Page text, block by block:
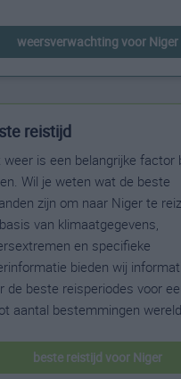
weersverwachting voor Niger
reistijd
weer is een belangrijke factor
Wil je weten wat de beste
zijn om naar Niger te
van klimaatgegevens,
en specifieke
bieden wij
de beste reisperiodes voor
aantal bestemmingen
beste reistijd voor Niger